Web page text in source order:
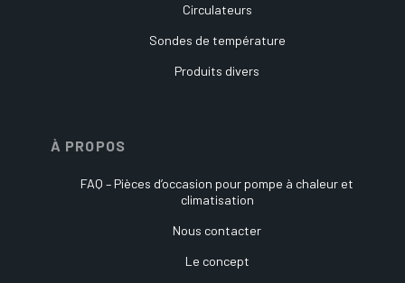
Circulateurs
Sondes de température
Produits divers
À PROPOS
FAQ – Pièces d’occasion pour pompe à chaleur et
climatisation
Nous contacter
Le concept